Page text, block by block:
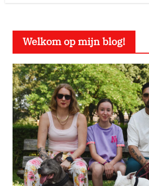
Welkom op mijn blog!